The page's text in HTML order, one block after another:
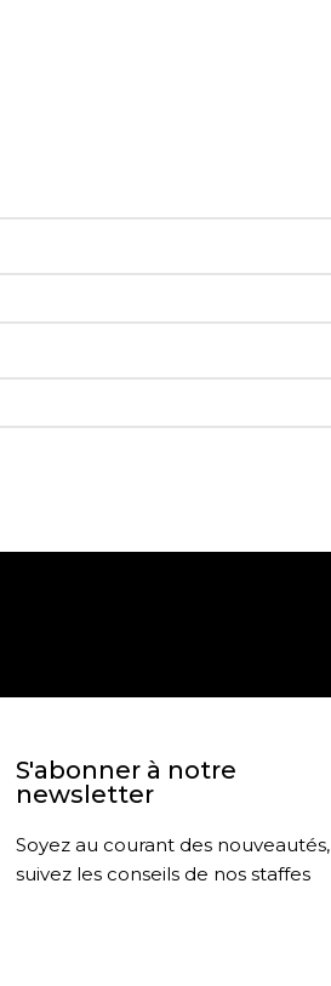
S'abonner à notre
newsletter
Soyez au courant des nouveautés,
suivez les conseils de nos staffes